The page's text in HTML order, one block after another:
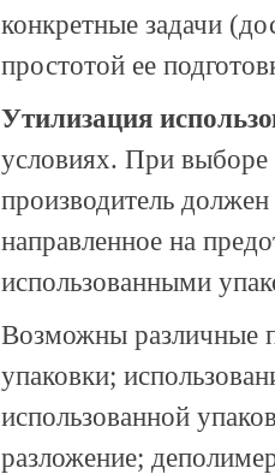
конкретные задачи
простотой ее
Утилизация
условиях. При выборе
производитель
направленное на
использованными
Возможны различные
упаковки;
использованной
разложение;